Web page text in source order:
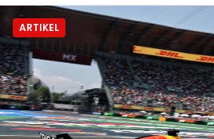
ARTIKEL